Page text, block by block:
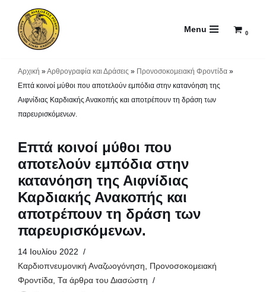
Μεταπηδήστε
Menu 0
Αρχική »Αρθρογραφία και Δράσεις » Προνοσοκομειακή Φροντίδα »
Επτά κοινοί μύθοι που αποτελούν εμπόδια στην κατανόηση της
Αιφνίδιας Καρδιακής Ανακοπής και αποτρέπουν τη δράση των
παρευρισκόμενων.
Επτά κοινοί μύθοι που
αποτελούν εμπόδια στην
κατανόηση της Αιφνίδιας
Καρδιακής Ανακοπής και
αποτρέπουν τη δράση των
παρευρισκόμενων.
14 Ιουλίου 2022
Καρδιοπνευμονική Αναζωογόνηση, Προνοσοκομειακή
Φροντίδα, Τα άρθρα του Διασώστη